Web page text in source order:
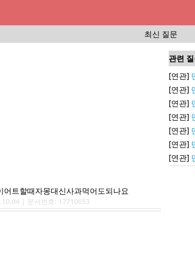
최신 질문
어트할때자몽대신사과먹어도되나요
| 문서번호: 17710653
관련
[연관]
[연관]
[연관]
[연관]
[연관]
[연관]
[연관]